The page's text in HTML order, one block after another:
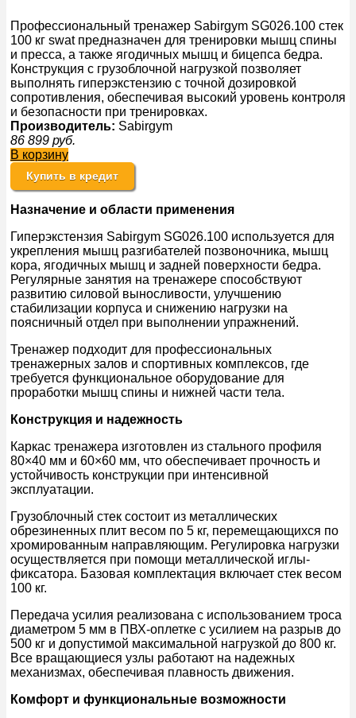
Профессиональный тренажер Sabirgym SG026.100 стек
100 кг swat предназначен для тренировки мышц спины
и пресса, а также ягодичных мышц и бицепса бедра.
Конструкция с грузоблочной нагрузкой позволяет
выполнять гиперэкстензию с точной дозировкой
сопротивления, обеспечивая высокий уровень контроля
и безопасности при тренировках.
Производитель: Sabirgym
86 899 руб.
В корзину
Купить в кредит
Назначение и области применения
Гиперэкстензия Sabirgym SG026.100 используется для
укрепления мышц разгибателей позвоночника, мышц
кора, ягодичных мышц и задней поверхности бедра.
Регулярные занятия на тренажере способствуют
развитию силовой выносливости, улучшению
стабилизации корпуса и снижению нагрузки на
поясничный отдел при выполнении упражнений.
Тренажер подходит для профессиональных
тренажерных залов и спортивных комплексов, где
требуется функциональное оборудование для
проработки мышц спины и нижней части тела.
Конструкция и надежность
Каркас тренажера изготовлен из стального профиля
80×40 мм и 60×60 мм, что обеспечивает прочность и
устойчивость конструкции при интенсивной
эксплуатации.
Грузоблочный стек состоит из металлических
обрезиненных плит весом по 5 кг, перемещающихся по
хромированным направляющим. Регулировка нагрузки
осуществляется при помощи металлической иглы-
фиксатора. Базовая комплектация включает стек весом
100 кг.
Передача усилия реализована с использованием троса
диаметром 5 мм в ПВХ-оплетке с усилием на разрыв до
500 кг и допустимой максимальной нагрузкой до 800 кг.
Все вращающиеся узлы работают на надежных
механизмах, обеспечивая плавность движения.
Комфорт и функциональные возможности